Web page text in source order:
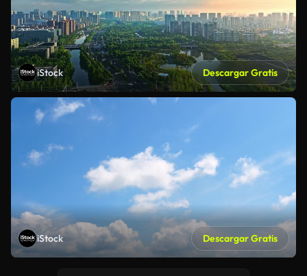
iStock Descargar Gratis
iStock Descargar Gratis